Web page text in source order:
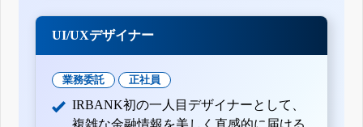
UI/UXデザイナー
業務委託 正社員
IRBANK初の一人目デザイナーとして、